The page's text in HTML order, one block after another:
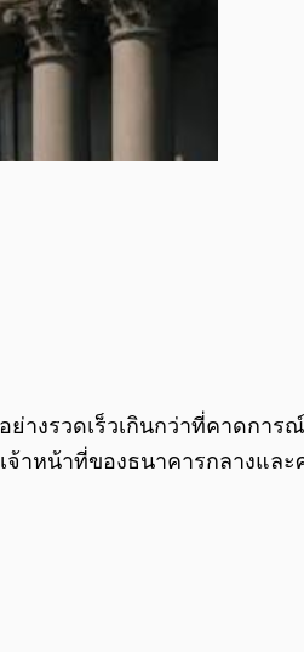
งรวดเร็วเกินกว่าที่คาดกา
เจ้าหน้าที่ของธนาคารกลางแ